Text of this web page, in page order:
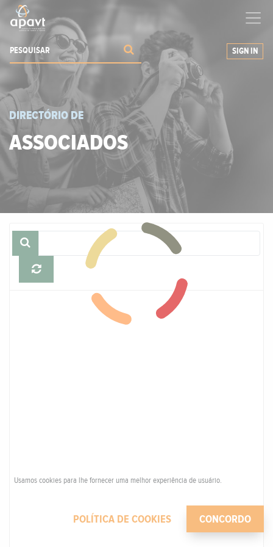
a expandir os seus negócios
SIGN IN
DIRECTÓRIO DE
ASSOCIADOS
Usamos cookies para lhe fornecer uma melhor experiência de usuário.
POLÍTICA DE COOKIES CONCORDO